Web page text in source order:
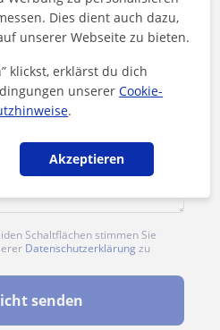
Schaltflächen stimmen Sie
Datenschutzerklärung zu
senden
Dies dient auch dazu,
unserer Webseite zu bieten.
klickst, erklärst du dich
unsererCookie-
.
Akzeptieren